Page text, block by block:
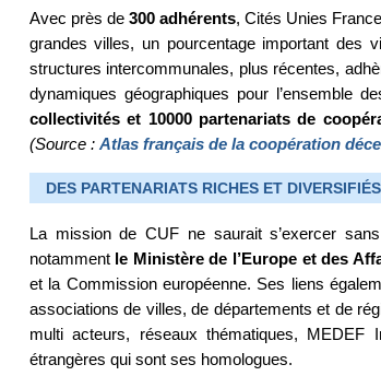
Avec près de300 adhérents, Cités Unies
grandes villes, un pourcentage important des
structures intercommunales, plus récentes,
dynamiques géographiques pour l’ensemble
collectivités et 10000 partenariats de
(Source : Atlas français de la coopération
DES PARTENARIATS RICHES ET DIVERSIFIÉS
La mission de CUF ne saurait s’exercer
notamment le Ministère de l’Europe et des
et la Commission européenne. Ses liens
associations de villes, de départements et de
multi acteurs, réseaux thématiques, MEDEF
étrangères qui sont ses homologues.